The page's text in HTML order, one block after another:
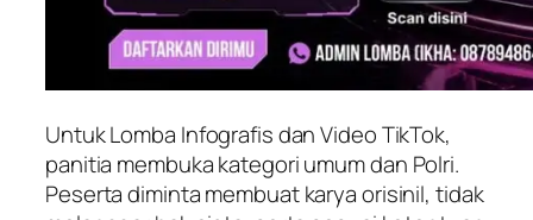
Untuk Lomba Infografis dan Video TikTok,
panitia membuka kategori umum dan Polri.
Peserta diminta membuat karya orisinil, tidak